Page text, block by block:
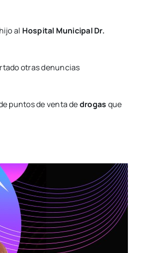
al Hospital Municipal Dr.
otras denuncias
puntos de venta dedrogas que